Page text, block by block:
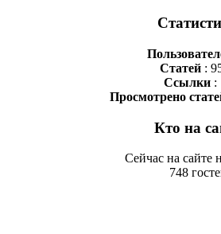
Статей :
Ссылки:
Просмотрено
Кто на
Сейчас на сайте
748